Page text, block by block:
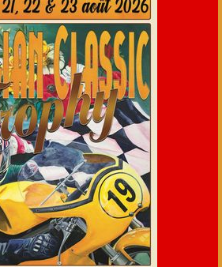
NIEUWSARCHIEF